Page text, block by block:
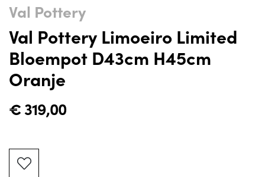
Val Pottery
Val Pottery Limoeiro Limited
Bloempot D43cm H45cm
Oranje
€319,00